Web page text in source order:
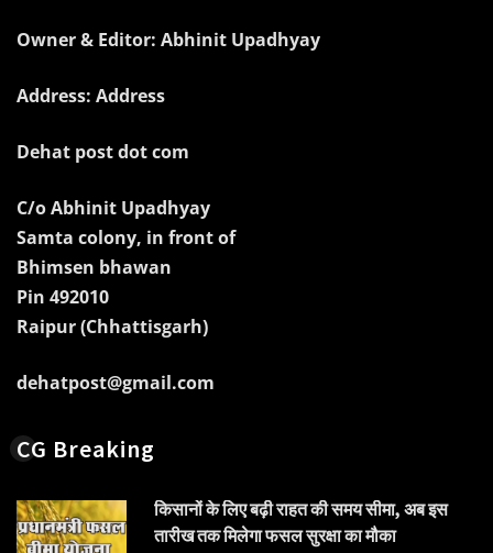
Owner & Editor: Abhinit Upadhyay
Address: Address
Dehat post dot com
C/o Abhinit Upadhyay
Samta colony, in front of
Bhimsen bhawan
Pin 492010
Raipur (Chhattisgarh)
dehatpost@gmail.com
CG Breaking
किसानों के लिए बढ़ी राहत की समय सीमा, अब इस
तारीख तक मिलेगा फसल सुरक्षा का मौका